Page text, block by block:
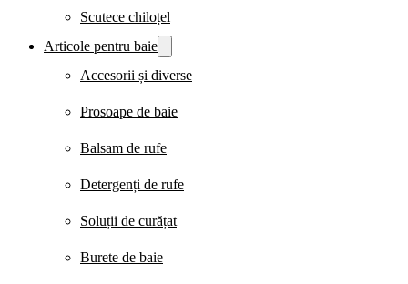
Scutece chiloțel
Articole pentru baie
Accesorii și diverse
Prosoape de baie
Balsam de rufe
Detergenți de rufe
Soluții de curățat
Burete de baie